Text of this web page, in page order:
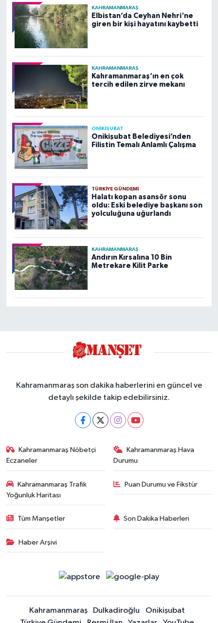
KAHRAMANMARAŞ
Elbistan’da Ceyhan Nehri'ne
giren bir kişi hayatını kaybetti
KAHRAMANMARAŞ
Kahramanmaraş’ın en çok
tercih edilen zirve mekanı
ONİKİŞUBAT
Onikişubat Belediyesi’nden
Filistin Temalı Anlamlı Çalışma
TÜRKIYE GÜNDEMI
Halatı kopan asansör sonu
oldu: Eski belediye başkanı son
yolculuğuna uğurlandı
KAHRAMANMARAŞ
Andırın Kırsalına 10 Bin
Metrekare Kilit Parke
Kahramanmaraş son dakika haberlerini en güncel ve
detaylı şekilde takip edebilirsiniz.
Kahramanmaraş Nöbetçi
Eczaneler
Kahramanmaraş Hava
Durumu
Kahramanmaraş Trafik
Yoğunluk Haritası
Puan Durumu ve Fikstür
Tüm Manşetler Son Dakika Haberleri
Haber Arşivi
Kahramanmaraş Dulkadiroğlu
Onikişubat